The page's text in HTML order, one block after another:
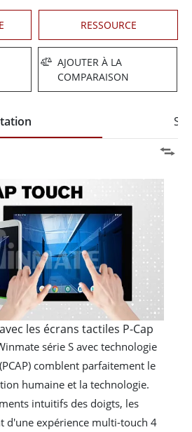
RESSOURCE
AJOUTER À LA
COMPARAISON
les écrans tactiles P-Cap
série S avec technologie
comblent parfaitement le
humaine et la technologie.
intuitifs des doigts, les
d'une expérience multi-touch 4